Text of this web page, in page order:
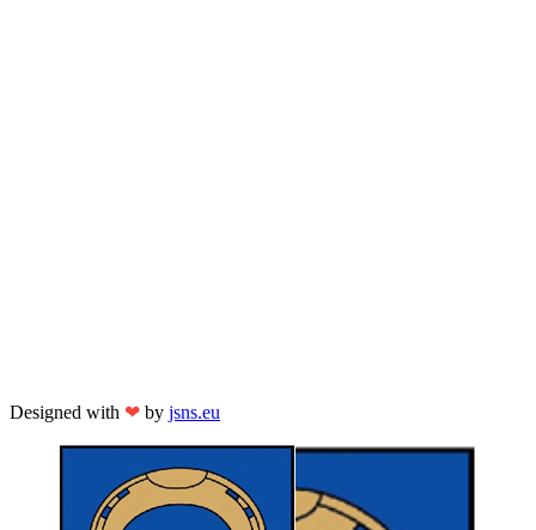
Designed with ❤ by jsns.eu